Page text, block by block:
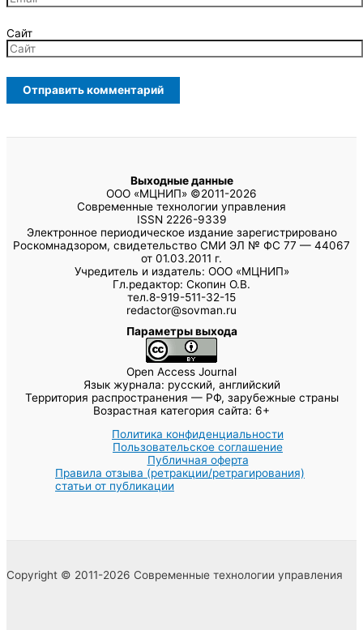
Сайт
Выходные данные
ООО «МЦНИП» ©2011-2026
Современные технологии управления
ISSN 2226-9339
Электронное периодическое издание зарегистрировано
Роскомнадзором, свидетельство СМИ ЭЛ № ФС 77 — 44067
от 01.03.2011 г.
Учредитель и издатель: ООО «МЦНИП»
Гл.редактор: Скопин О.В.
тел.8-919-511-32-15
redactor@sovman.ru
Параметры выхода
Open Access Journal
Язык журнала: русский, английский
Территория распространения — РФ, зарубежные страны
Возрастная категория сайта: 6+
Политика конфиденциальности
Пользовательское соглашение
Публичная оферта
Правила отзыва (ретракции/ретрагирования)
статьи от публикации
Copyright © 2011-2026 Современные технологии управления